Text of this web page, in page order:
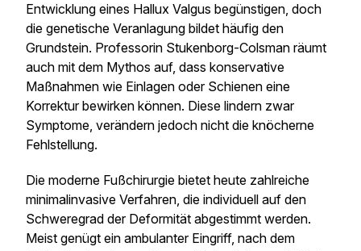
Entwicklung eines Hallux Valgus begünstigen, doch
die genetische Veranlagung bildet häufig den
Grundstein. Professorin Stukenborg-Colsman räumt
auch mit dem Mythos auf, dass konservative
Maßnahmen wie Einlagen oder Schienen eine
Korrektur bewirken können. Diese lindern zwar
Symptome, verändern jedoch nicht die knöcherne
Fehlstellung.
Die moderne Fußchirurgie bietet heute zahlreiche
minimalinvasive Verfahren, die individuell auf den
Schweregrad der Deformität abgestimmt werden.
Meist genügt ein ambulanter Eingriff, nach dem